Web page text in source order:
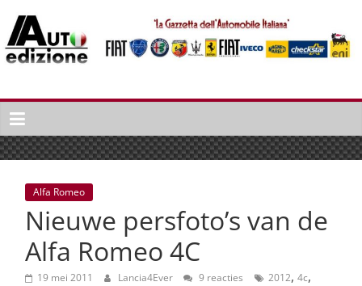
naar
inhoud
Auto
Edizione
La
Gazetta
dell'Automobile
Italiana
Italiaans
autonieuws
Alfa Romeo
Nieuwe persfoto’s van de
Alfa Romeo 4C
19 mei 2011 Lancia4Ever 9 reacties 2012, 4c,